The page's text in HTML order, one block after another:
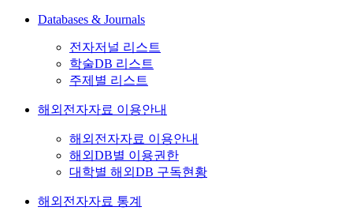
Databases & Journals
전자저널 리스트
학술DB 리스트
주제별 리스트
해외전자자료 이용안내
해외전자자료 이용안내
해외DB별 이용권한
대학별 해외DB 구독현황
해외전자자료 통계